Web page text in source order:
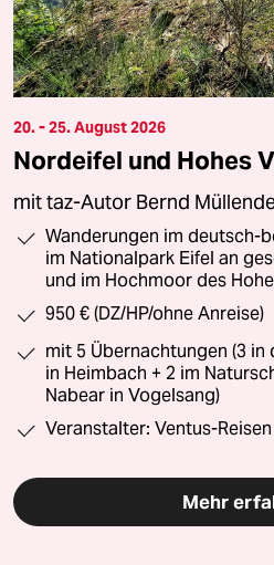
20. - 25. August 2026
Nordeifel und Hohes
mit taz-Autor Bernd
Wanderungen im deutsch-
im Nationalpark Eifel an
und im Hochmoor des
950 € (DZ/HP/ohne Anreise)
mit 5 Übernachtungen (3 in
in Heimbach + 2 im
Nabear in Vogelsang)
Veranstalter: Ventus-Reisen
Mehr